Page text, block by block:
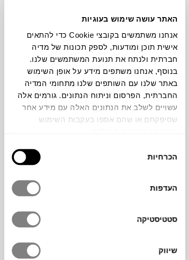
האתר עושה שימוש בעוגיות
אנחנו משתמשים בקובצי Cookie כדי להתאים
אישית תוכן ומודעות, לספק תכונות של מדיה
חברתית ולנתח את תנועת המשתמשים שלנו.
בנוסף, אנחנו משתפים מידע על אופן השימוש
באתר שלנו עם השותפים שלנו מתחומי המדיה
החברתית, הפרסום וניתוח הנתונים. גורמים אלה
עשויים לשלב את הנתונים האלה עם מידע אחר
שסיפקתם או שהם אספו בעקבות השימוש
הסכמה
הכרחיות
העדפות
סטטיסטיקה
שיווק
תוכלו למצוא אותי ב:
חלה שגיאה. אנא רעננו את הדף ונסו שנית
צבעים
FERM
LIVING
, שמשלב בין זרימה טבעית של זכוכית
בספרדית, רומז לאלמנטים המעוגלים בצדדיו,
שמזכירים תנועת כנפיים. כל אגרטל מיוצר
בעבודת יד בטכניקת ניפוח זכוכית, ולכן אין
שניים זהים.